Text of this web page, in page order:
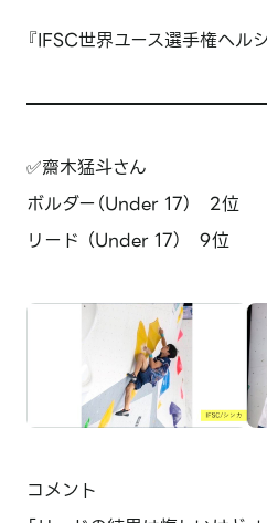
『IFSC世界ユース選手権ヘ
✅齋木猛斗さん
ボルダー（Under 17） 2位
リード （Under 17） 9位
コメント